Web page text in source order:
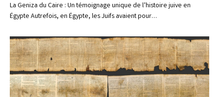
La Geniza du Caire : Un témoignage unique de l’histoire juive en
Égypte Autrefois, en Égypte, les Juifs avaient pour…